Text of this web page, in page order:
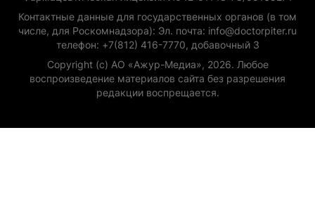
Контактные данные для государственных органов (в том
числе, для Роскомнадзора): Эл. почта: info@doctorpiter.ru
телефон: +7(812) 416-7770, добавочный 3
Copyright (с) АО «Ажур-Медиа», 2026. Любое
воспроизведение материалов сайта без разрешения
редакции воспрещается.